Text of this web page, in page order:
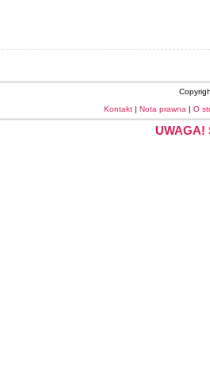
Kontakt | Nota prawna | O
UWAGA!